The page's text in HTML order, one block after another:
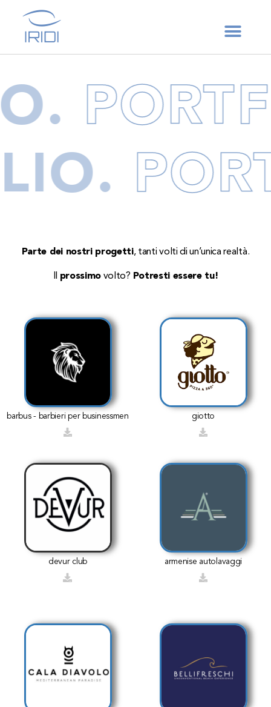
Parte dei nostri progetti, tanti volti di un’unica realtà.
prossimo volto? Potresti essere tu!
barbus - barbieri per businessmen giotto
devur club armenise autolavaggi